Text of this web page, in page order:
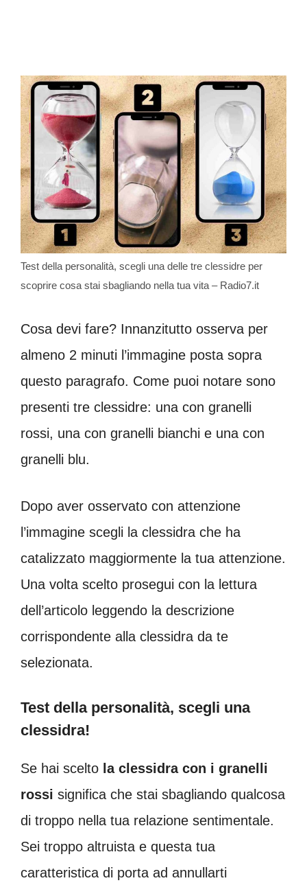
Test della personalità, scegli una delle tre clessidre per
scoprire cosa stai sbagliando nella tua vita – Radio7.it
Cosa devi fare? Innanzitutto osserva per
almeno 2 minuti l’immagine posta sopra
questo paragrafo. Come puoi notare sono
presenti tre clessidre: una con granelli
rossi, una con granelli bianchi e una con
granelli blu.
Dopo aver osservato con attenzione
l’immagine scegli la clessidra che ha
catalizzato maggiormente la tua attenzione.
Una volta scelto prosegui con la lettura
dell’articolo leggendo la descrizione
corrispondente alla clessidra da te
selezionata.
Test della personalità, scegli una
clessidra!
Se hai scelto la clessidra con i granelli
rossi significa che stai sbagliando qualcosa
di troppo nella tua relazione sentimentale.
Sei troppo altruista e questa tua
caratteristica di porta ad annullarti